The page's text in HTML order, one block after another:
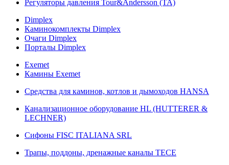
Регуляторы давления Tour&Andersson (TA)
Dimplex
Каминокомплекты Dimplex
Очаги Dimplex
Порталы Dimplex
Exemet
Камины Exemet
Средства для каминов, котлов и дымоходов HANSA
Канализационное оборудование HL (HUTTERER &
LECHNER)
Сифоны FISC ITALIANA SRL
Трапы, поддоны, дренажные каналы TECE